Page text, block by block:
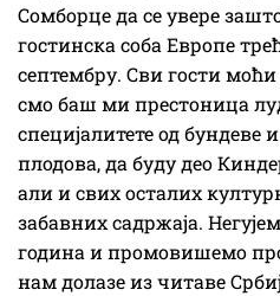
Сомборце да се увере
гостинска соба Европе
септембру. Сви гости моћи
смо баш ми престоница
специјалитете од бундеве
плодова, да буду део
али и свих осталих
забавних садржаја.
година и промовишемо
нам долазе из читаве